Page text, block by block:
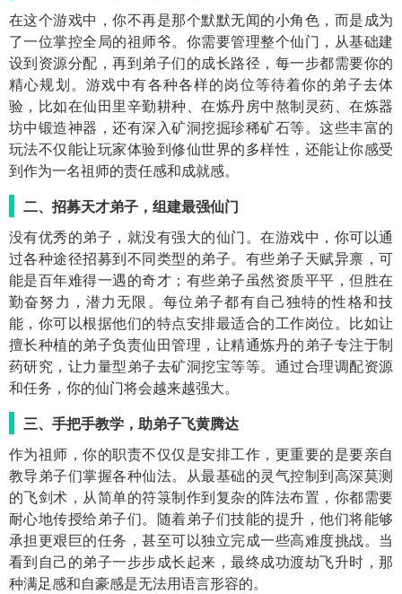
在这个游戏中，你不再是那个默默无闻的小角色，而是成为
了一位掌控全局的祖师爷。你需要管理整个仙门，从基础建
设到资源分配，再到弟子们的成长路径，每一步都需要你的
精心规划。游戏中有各种各样的岗位等待着你的弟子去体
验，比如在仙田里辛勤耕种、在炼丹房中熬制灵药、在炼器
坊中锻造神器，还有深入矿洞挖掘珍稀矿石等。这些丰富的
玩法不仅能让玩家体验到修仙世界的多样性，还能让你感受
到作为一名祖师的责任感和成就感。
二、招募天才弟子，组建最强仙门
没有优秀的弟子，就没有强大的仙门。在游戏中，你可以通
过各种途径招募到不同类型的弟子。有些弟子天赋异禀，可
能是百年难得一遇的奇才；有些弟子虽然资质平平，但胜在
勤奋努力，潜力无限。每位弟子都有自己独特的性格和技
能，你可以根据他们的特点安排最适合的工作岗位。比如让
擅长种植的弟子负责仙田管理，让精通炼丹的弟子专注于制
药研究，让力量型弟子去矿洞挖宝等等。通过合理调配资源
和任务，你的仙门将会越来越强大。
三、手把手教学，助弟子飞黄腾达
作为祖师，你的职责不仅仅是安排工作，更重要的是要亲自
教导弟子们掌握各种仙法。从最基础的灵气控制到高深莫测
的飞剑术，从简单的符箓制作到复杂的阵法布置，你都需要
耐心地传授给弟子们。随着弟子们技能的提升，他们将能够
承担更艰巨的任务，甚至可以独立完成一些高难度挑战。当
看到自己的弟子一步步成长起来，最终成功渡劫飞升时，那
种满足感和自豪感是无法用语言形容的。